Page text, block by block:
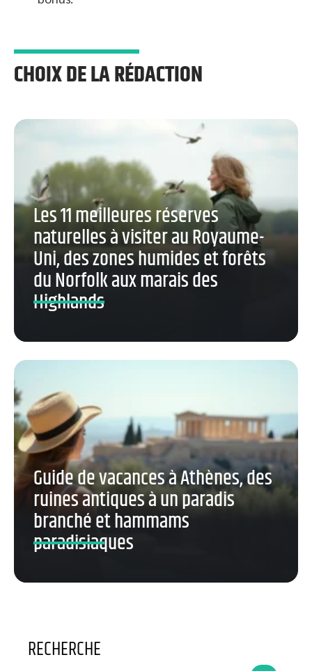
CHOIX DE LA RÉDACTION
Les 11 meilleures réserves
naturelles à visiter au Royaume-
Uni, des zones humides et forêts
du Norfolk aux marais des
Highlands
Guide de vacances à Athènes, des
ruines antiques à un paradis
branché et hammams
paradisiaques
RECHERCHE